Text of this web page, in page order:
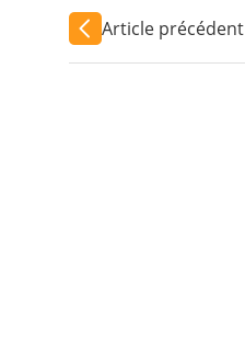
Article précédent